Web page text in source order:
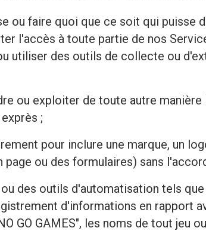
ou faire quoi que ce soit qui puisse
l'accès à toute partie de nos
utiliser des outils de collecte ou
ou exploiter de toute autre
;
pour inclure une marque, un
page ou des formulaires) sans
des outils d'automatisation tels
d'informations en rapport
GO GAMES", les noms de tout jeu